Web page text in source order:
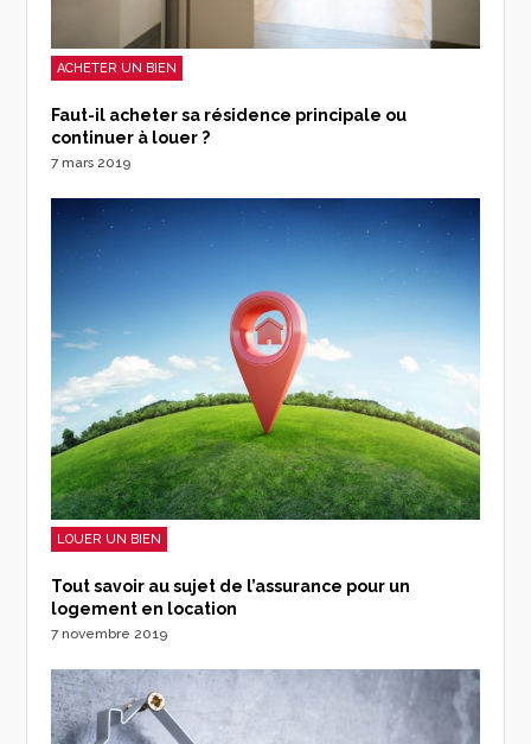
ACHETER UN BIEN
Faut-il acheter sa résidence principale ou
continuer à louer ?
7 mars 2019
LOUER UN BIEN
Tout savoir au sujet de l’assurance pour un
logement en location
7 novembre 2019